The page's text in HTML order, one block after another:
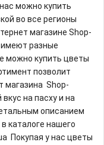
можно купить
во все регионы
магазине Shop-
разные
можно купить цветы
позволит
магазина Shop-
на пасху и на
описанием
каталоге нашего
Покупая у нас цветы